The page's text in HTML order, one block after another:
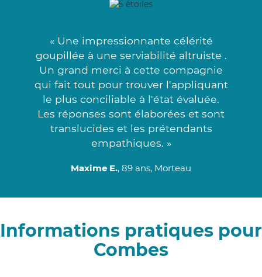
« Une impressionnante célérité
goupillée à une serviabilité altruiste .
Un grand merci à cette compagnie
qui fait tout pour trouver l'appliquant
le plus conciliable à l'état évaluée.
Les réponses sont élaborées et sont
translucides et les prétendants
empathiques. »
Maxime E., 89 ans, Morteau
Informations pratiques pour
Combes